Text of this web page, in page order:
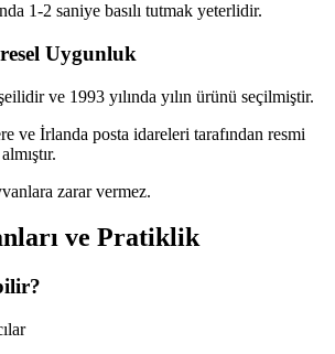
1-2 saniye basılı tutmak yeterlidir.
Uygunluk
ve 1993 yılında yılın ürünü seçilmiştir.
ve İrlanda posta idareleri tarafından resmi
zarar vermez.
ve Pratiklik